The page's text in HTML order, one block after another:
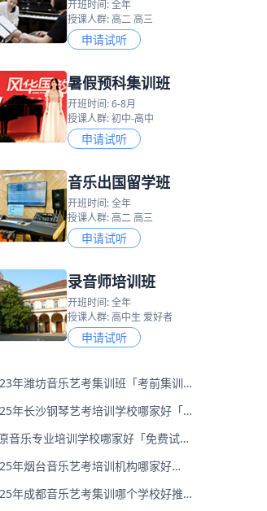
开班时间: 全年
授课人群: 高二 高三
申请试听
暑假预科集训班
开班时间: 6-8月
授课人群: 初中-高中
申请试听
音乐出国留学班
开班时间: 全年
授课人群: 高二 高三
申请试听
录音师培训班
开班时间: 全年
授课人群: 高中生 爱好者
申请试听
年潍坊音乐艺考集训班「考前集训营
年长沙钢琴艺考培训学校哪家好「考
音乐专业培训学校哪家好「免费试
年烟台音乐艺考培训机构哪家好
年成都音乐艺考集训哪个学校好推荐